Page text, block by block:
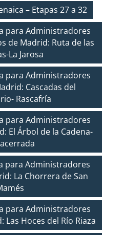
– Etapas 27 a 32
para Administradores
de Madrid: Ruta de las
La Jarosa
para Administradores
Cascadas del
Rascafría
para Administradores
El Árbol de la Cadena-
para Administradores
La Chorrera de San
para Administradores
Las Hoces del Río Riaza